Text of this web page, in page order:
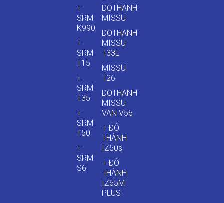
+
SRM
K990
+
SRM
T15
+
SRM
T35
+
SRM
T50
+
SRM
S6
DOTHANH
MISSU
DOTHANH
MISSU
T33L
MISSU
T26
DOTHANH
MISSU
VAN V56
+ ĐÔ
THÀNH
IZ50s
+ ĐÔ
THÀNH
IZ65M
PLUS